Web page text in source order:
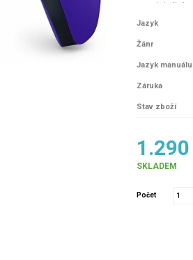
: originální
Verze TMR
kruhovitosti,
Pouze ovladač
Jazyk
Žánr
Jazyk manuálu
Záruka
Stav zboží
SKLADEM
Počet